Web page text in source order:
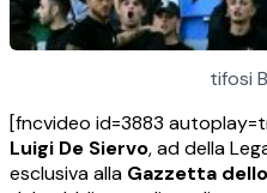
tifosi
[fncvideo id=3883
Luigi De Siervo, ad della
esclusiva alla Gazzetta